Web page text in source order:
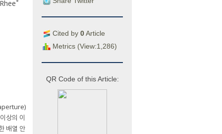
Cited by 0Article
Metrics (View:1,286)
QR Code of this Article:
상의 이
배열 안